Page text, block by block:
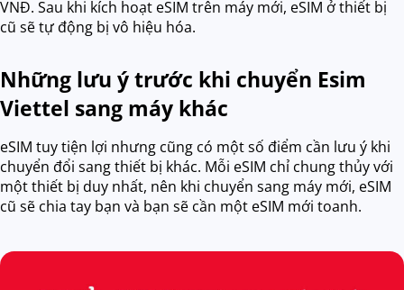
VNĐ. Sau khi kích hoạt eSIM trên máy mới, eSIM ở thiết bị
cũ sẽ tự động bị vô hiệu hóa.
Những lưu ý trước khi chuyển Esim
Viettel sang máy khác
eSIM tuy tiện lợi nhưng cũng có một số điểm cần lưu ý khi
chuyển đổi sang thiết bị khác. Mỗi eSIM chỉ chung thủy với
một thiết bị duy nhất, nên khi chuyển sang máy mới, eSIM
cũ sẽ chia tay bạn và bạn sẽ cần một eSIM mới toanh.